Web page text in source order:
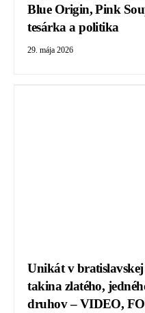
Blue Origin, Pink
tesárka a politika
29. mája 2026
Unikát v
takina zlatého,
druhov – VIDEO,